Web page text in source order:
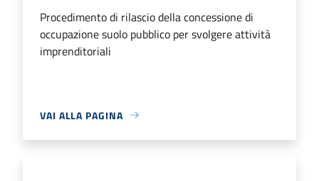
Procedimento di rilascio della concessione di
occupazione suolo pubblico per svolgere attività
imprenditoriali
VAI ALLA PAGINA